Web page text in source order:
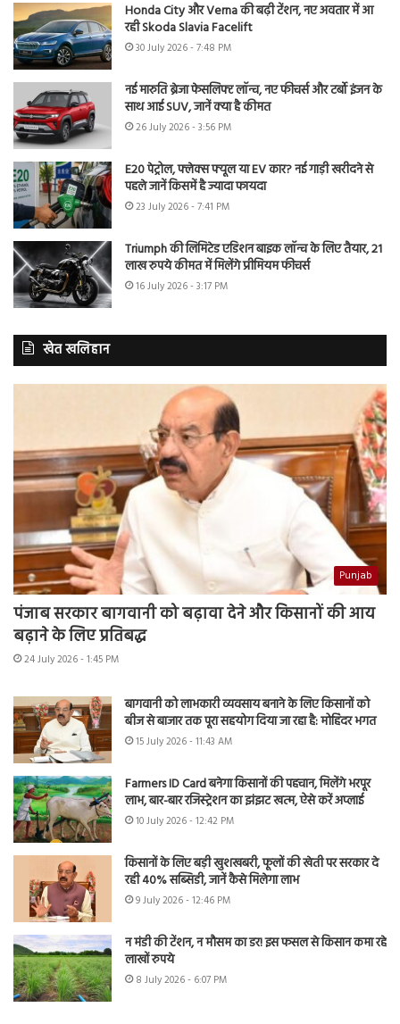
Honda City और Verna की बढ़ी टेंशन, नए अवतार में आ
रही Skoda Slavia Facelift
30 July 2026 - 7:48 PM
नई मारुति ब्रेजा फेसलिफ्ट लॉन्च, नए फीचर्स और टर्बो इंजन के
साथ आई SUV, जानें क्या है कीमत
26 July 2026 - 3:56 PM
E20 पेट्रोल, फ्लेक्स फ्यूल या EV कार? नई गाड़ी खरीदने से
पहले जानें किसमें है ज्यादा फायदा
23 July 2026 - 7:41 PM
Triumph की लिमिटेड एडिशन बाइक लॉन्च के लिए तैयार, 21
लाख रुपये कीमत में मिलेंगे प्रीमियम फीचर्स
16 July 2026 - 3:17 PM
खेत खलिहान
Punjab
पंजाब सरकार बागवानी को बढ़ावा देने और किसानों की आय
बढ़ाने के लिए प्रतिबद्ध
24 July 2026 - 1:45 PM
बागवानी को लाभकारी व्यवसाय बनाने के लिए किसानों को
बीज से बाजार तक पूरा सहयोग दिया जा रहा है: मोहिंदर भगत
15 July 2026 - 11:43 AM
Farmers ID Card बनेगा किसानों की पहचान, मिलेंगे भरपूर
लाभ, बार-बार रजिस्ट्रेशन का झंझट खत्म, ऐसे करें अप्लाई
10 July 2026 - 12:42 PM
किसानों के लिए बड़ी खुशखबरी, फूलों की खेती पर सरकार दे
रही 40% सब्सिडी, जानें कैसे मिलेगा लाभ
9 July 2026 - 12:46 PM
न मंडी की टेंशन, न मौसम का डर! इस फसल से किसान कमा रहे
लाखों रुपये
8 July 2026 - 6:07 PM